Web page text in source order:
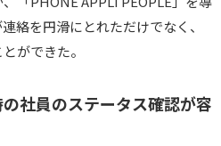
絡を円滑にとれただけでなく、
ができた。
社員のステータス確認が容